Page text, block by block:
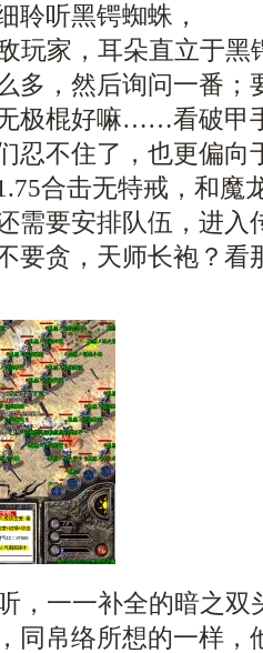
聆听黑锷蜘蛛，
玩家，耳朵直立于黑
多，然后询问一番；
极棍好嘛……看破甲
忍不住了，也更偏向
合击无特戒，和魔
需要安排队伍，进入
要贪，天师长袍？看
，一一补全的暗之双
同帛络所想的一样，